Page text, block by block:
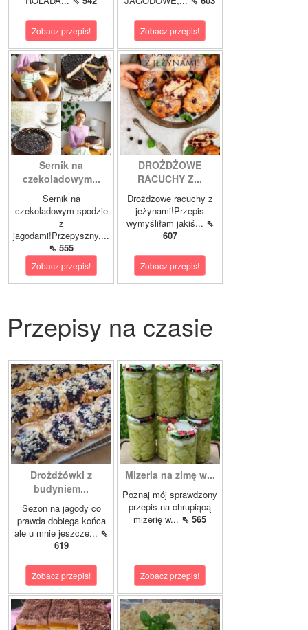
Zobacz przepis! Zobacz przepis!
Sernik na
czekoladowym...
Sernik na
czekoladowym spodzie
z
jagodami!Przepyszny,...
⇖ 555
Zobacz przepis!
DROŻDŻOWE
RACUCHY Z...
Drożdżowe racuchy z
jeżynami!Przepis
wymyśliłam jakiś... ⇖
607
Zobacz przepis!
Przepisy na czasie
Drożdżówki z
budyniem...
Sezon na jagody co
prawda dobiega końca
ale u mnie jeszcze... ⇖
619
Zobacz przepis!
Mizeria na zimę w...
Poznaj mój sprawdzony
przepis na chrupiącą
mizerię w... ⇖ 565
Zobacz przepis!